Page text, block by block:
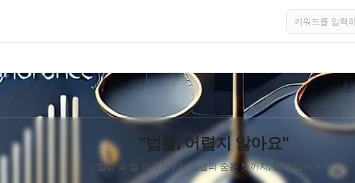
"법률, 어렵지 않아요"
일상 속 법 이야기부터 판결의 숨은 뜻까지, 함께 알아가기